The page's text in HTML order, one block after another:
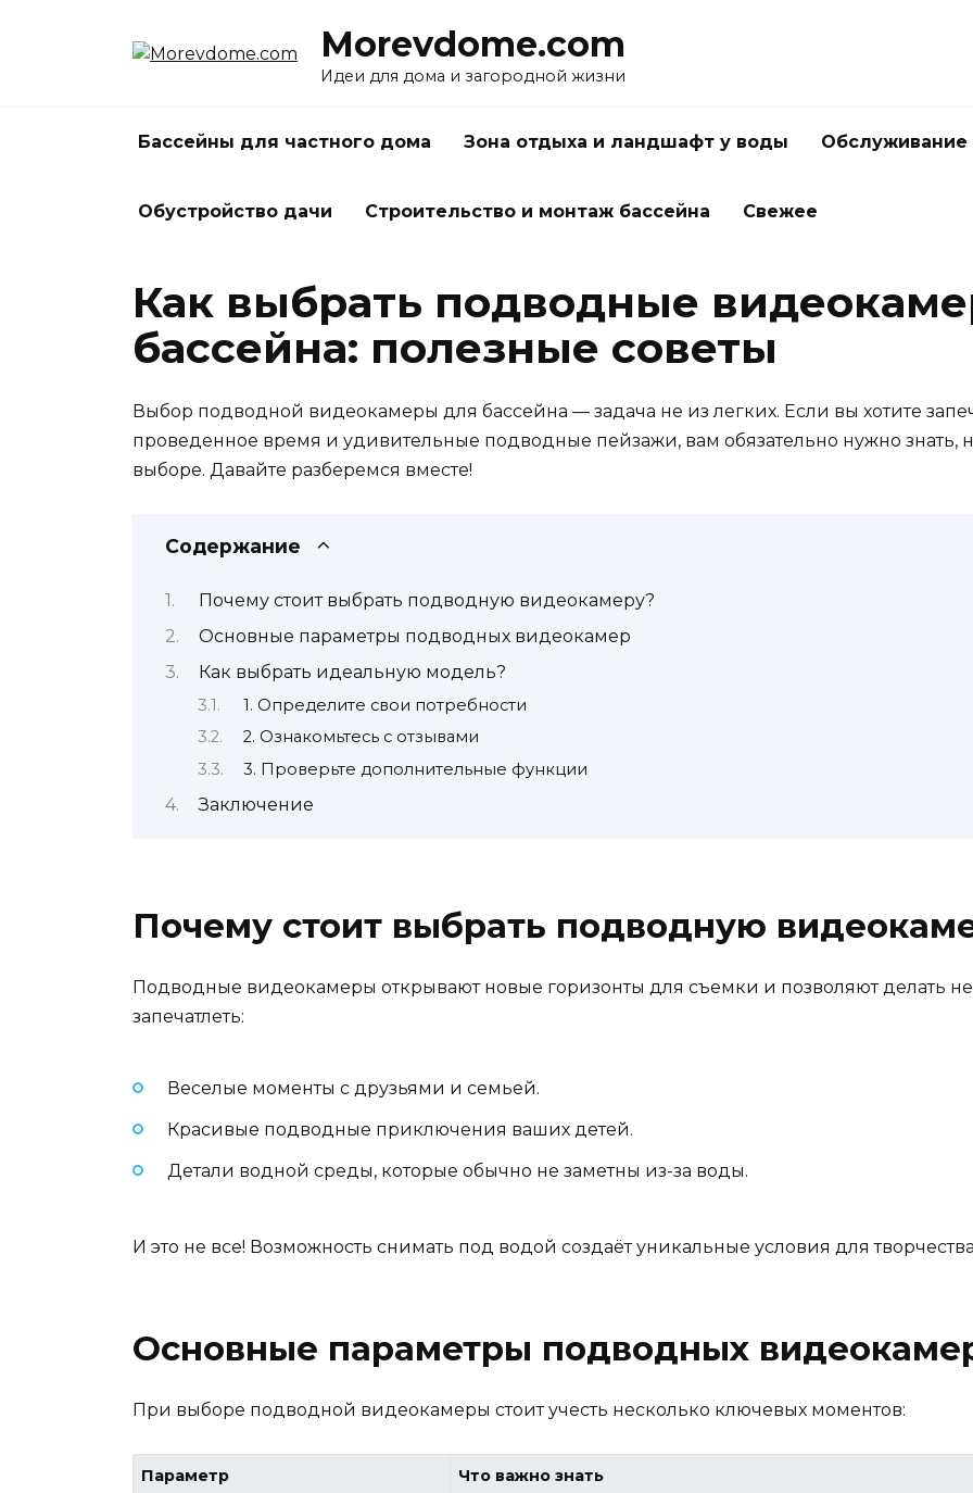
Morevdome.com
Идеи для дома и загородной жизни
Бассейны для частного дома Зона отдыха и ландшафт у воды Обслуживание
Обустройство дачи Строительство и монтаж бассейна Свежее
Как выбрать подводные
бассейна: полезные советы
Выбор подводной видеокамеры для бассейна — задача не из легких. Если вы хотите
проведенное время и удивительные подводные пейзажи, вам обязательно нужно знать,
выборе. Давайте разберемся вместе!
Содержание
Почему стоит выбрать подводную видеокамеру?
Основные параметры подводных видеокамер
Как выбрать идеальную модель?
1. Определите свои потребности
2. Ознакомьтесь с отзывами
3. Проверьте дополнительные функции
Заключение
Почему стоит выбрать подводную
Подводные видеокамеры открывают новые горизонты для съемки и позволяют делать
запечатлеть:
Веселые моменты с друзьями и семьей.
Красивые подводные приключения ваших детей.
Детали водной среды, которые обычно не заметны из-за воды.
И это не все! Возможность снимать под водой создаёт уникальные условия для
Основные параметры подводных
При выборе подводной видеокамеры стоит учесть несколько ключевых моментов:
Параметр Что важно знать